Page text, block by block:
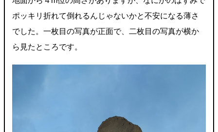
ポッキリ折れて倒れるんじゃないかと不安になる薄さ
でした。一枚目の写真が正面で、二枚目の写真が横か
ら見たところです。